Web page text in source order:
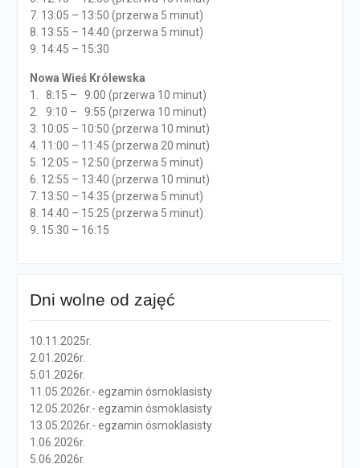
7. 13:05 – 13:50 (przerwa 5 minut)
8. 13:55 – 14:40 (przerwa 5 minut)
9. 14:45 – 15:30
Nowa Wieś Królewska
1. 8:15 – 9:00 (przerwa 10 minut)
2. 9:10 – 9:55 (przerwa 10 minut)
3. 10:05 – 10:50 (przerwa 10 minut)
4. 11:00 – 11:45 (przerwa 20 minut)
5. 12:05 – 12:50 (przerwa 5 minut)
6. 12:55 – 13:40 (przerwa 10 minut)
7. 13:50 – 14:35 (przerwa 5 minut)
8. 14:40 – 15:25 (przerwa 5 minut)
9. 15:30 – 16:15
Dni wolne od zajęć
10.11.2025r.
2.01.2026r.
5.01.2026r.
11.05.2026r.- egzamin ósmoklasisty
12.05.2026r.- egzamin ósmoklasisty
13.05.2026r.- egzamin ósmoklasisty
1.06.2026r.
5.06.2026r.